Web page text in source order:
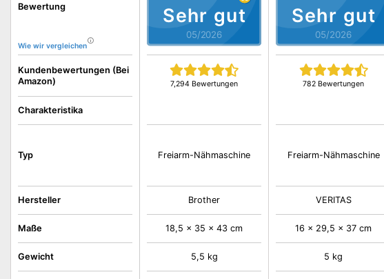
Bewertung
Wie wir vergleichen
Kundenbewertungen (Bei
Amazon)
Charakteristika
Typ
Hersteller
Maße
Gewicht
Sehr gut
05/2026
7,294 Bewertungen
Freiarm-Nähmaschine
Brother
18,5 x 35 x 43 cm
5,5 kg
Sehr gut
05/2026
782 Bewertungen
Freiarm-Nähmaschine
VERITAS
16 x 29,5 x 37 cm
5 kg